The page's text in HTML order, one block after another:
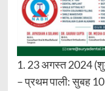
1. 23 अगस्त 2024
– प्रथम पाली: सुबह